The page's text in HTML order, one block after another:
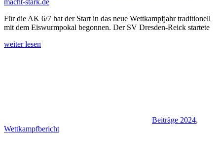
macht-stark.de
Für die AK 6/7 hat der Start in das neue Wettkampfjahr traditionell
mit dem Eiswurmpokal begonnen. Der SV Dresden-Reick startete
weiter lesen
Beiträge 2024,
Wettkampfbericht